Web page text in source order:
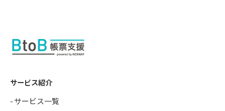
サービス紹介
サービス一覧